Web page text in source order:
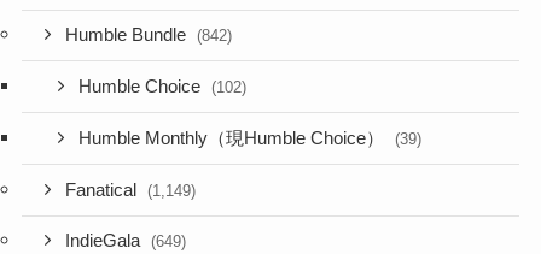
Humble Bundle (842)
Humble Choice (102)
Humble Monthly（現Humble Choice） (39)
Fanatical (1,149)
IndieGala (649)